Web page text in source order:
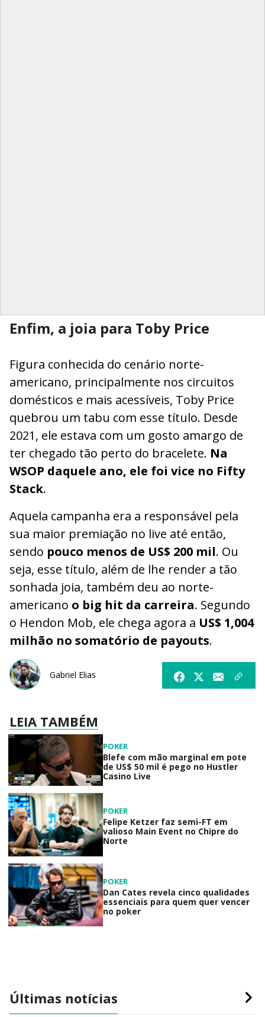
Enfim, a joia para Toby Price
Figura conhecida do cenário norte-
americano, principalmente nos circuitos
domésticos e mais acessíveis, Toby Price
quebrou um tabu com esse título. Desde
2021, ele estava com um gosto amargo de
ter chegado tão perto do bracelete. Na
WSOP daquele ano, ele foi vice no Fifty
Stack.
Aquela campanha era a responsável pela
sua maior premiação no live até então,
sendo pouco menos de US$ 200 mil. Ou
seja, esse título, além de lhe render a tão
sonhada joia, também deu ao norte-
americano o big hit da carreira. Segundo
o Hendon Mob, ele chega agora a US$ 1,004
milhão no somatório de payouts.
Gabriel Elias
LEIA TAMBÉM
POKER
Blefe com mão marginal em pote
de US$ 50 mil é pego no Hustler
Casino Live
POKER
Felipe Ketzer faz semi-FT em
valioso Main Event no Chipre do
Norte
POKER
Dan Cates revela cinco qualidades
essenciais para quem quer vencer
no poker
Últimas notícias